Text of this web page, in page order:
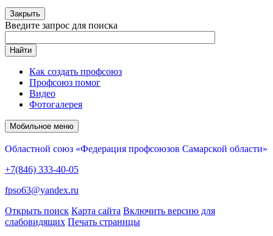
Закрыть
Введите запрос для поиска
Найти
Как создать профсоюз
Профсоюз помог
Видео
Фотогалерея
Мобильное меню
Областной союз «Федерация профсоюзов Самарской области»
+7(846) 333-40-05
fpso63@yandex.ru
Открыть поиск Карта сайта Включить версию для
слабовидящих Печать страницы